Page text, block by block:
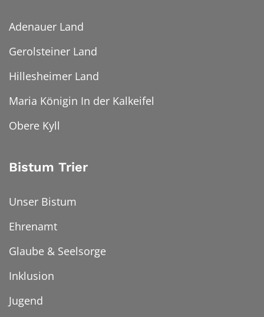
Adenauer Land
Gerolsteiner Land
Hillesheimer Land
Maria Königin In der Kalkeifel
Obere Kyll
Bistum Trier
Unser Bistum
Ehrenamt
Glaube & Seelsorge
Inklusion
Jugend